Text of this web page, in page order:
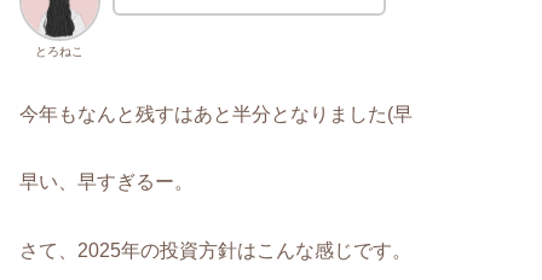
とろねこ
今年もなんと残すはあと半分となりました(早
早い、早すぎるー。
さて、2025年の投資方針はこんな感じです。